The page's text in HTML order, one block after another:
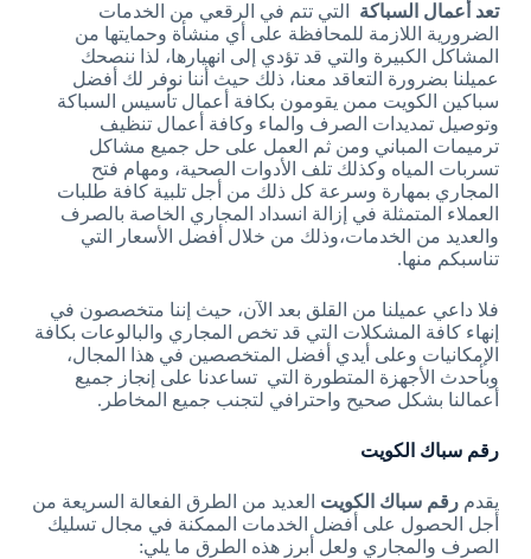
تعد أعمال السباكة
التي تتم في الرقعي من الخدمات
الضرورية اللازمة للمحافظة على أي منشأة وحمايتها من
المشاكل الكبيرة والتي قد تؤدي إلى انهيارها، لذا ننصحك
عميلنا بضرورة التعاقد معنا، ذلك حيث أننا نوفر لك أفضل
سباكين الكويت ممن يقومون بكافة أعمال تأسيس السباكة
وتوصيل تمديدات الصرف والماء وكافة أعمال تنظيف
ترميمات المباني ومن ثم العمل على حل جميع مشاكل
تسربات المياه وكذلك تلف الأدوات الصحية، ومهام فتح
المجاري بمهارة وسرعة كل ذلك من أجل تلبية كافة طلبات
العملاء المتمثلة في إزالة انسداد المجاري الخاصة بالصرف
والعديد من الخدمات،وذلك من خلال أفضل الأسعار التي
تناسبكم منها.
فلا داعي عميلنا من القلق بعد الآن، حيث إننا متخصصون في
إنهاء كافة المشكلات التي قد تخص المجاري والبالوعات بكافة
الإمكانيات وعلى أيدي أفضل المتخصصين في هذا المجال،
وبأحدث الأجهزة المتطورة التي تساعدنا على إنجاز جميع
أعمالنا بشكل صحيح واحترافي لتجنب جميع المخاطر.
رقم سباك الكويت
يقدم رقم سباك الكويت العديد من الطرق الفعالة السريعة من
أجل الحصول على أفضل الخدمات الممكنة في مجال تسليك
الصرف والمجاري ولعل أبرز هذه الطرق ما يلي: